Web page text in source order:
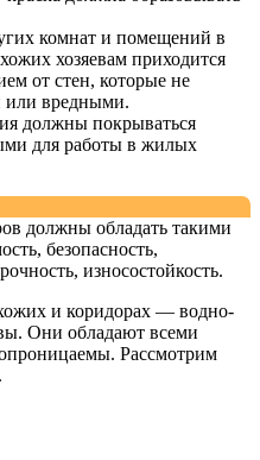
комнат и помещений в
хозяевам приходится
от стен, которые не
вредными.
должны покрываться
для работы в жилых
должны обладать такими
безопасность,
износостойкость.
и коридорах — водно-
Они обладают всеми
Рассмотрим